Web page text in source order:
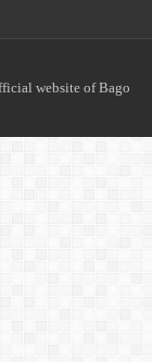
website of Bago